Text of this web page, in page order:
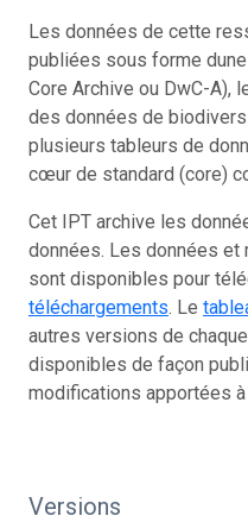
Les données de cette
publiées sous forme
Core Archive ou DwC-A),
des données de
plusieurs tableurs de
cœur de standard (core)
Cet IPT archive les
données. Les données et
sont disponibles pour
téléchargements. Le
autres versions de
disponibles de façon
modifications apportées
Versions